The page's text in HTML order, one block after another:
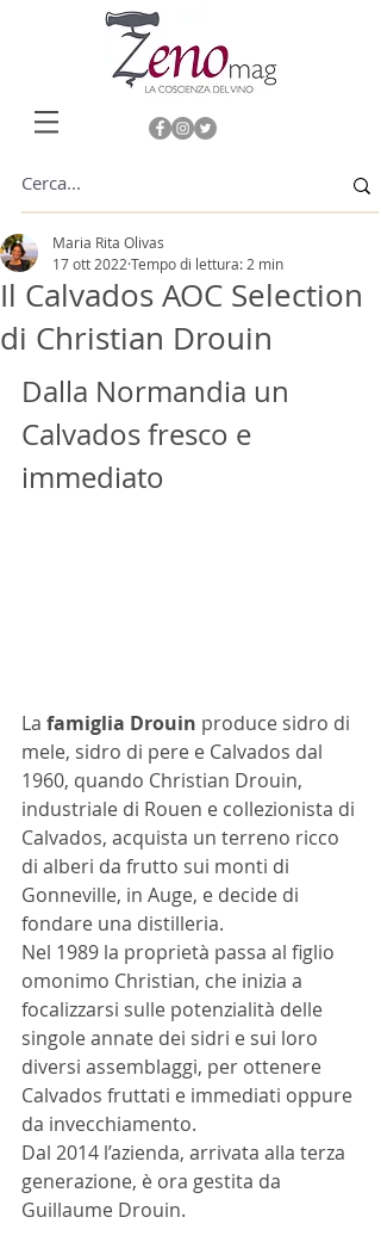
Il Calvados AOC Selection
di Christian Drouin
Maria Rita Olivas
17 ott 2022 Tempo di lettura: 2 min
Dalla Normandia un
Calvados fresco e
immediato
La famiglia Drouin produce sidro di
mele, sidro di pere e Calvados dal
1960, quando Christian Drouin,
industriale di Rouen e collezionista di
Calvados, acquista un terreno ricco
di alberi da frutto sui monti di
Gonneville, in Auge, e decide di
fondare una distilleria.
Nel 1989 la proprietà passa al figlio
omonimo Christian, che inizia a
focalizzarsi sulle potenzialità delle
singole annate dei sidri e sui loro
diversi assemblaggi, per ottenere
Calvados fruttati e immediati oppure
da invecchiamento.
Dal 2014 l’azienda, arrivata alla terza
generazione, è ora gestita da
Guillaume Drouin.